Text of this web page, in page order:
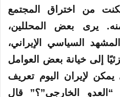
من اختراق المجتمع
منه. يرى بعض المحللين،
السياسي الإيراني،
إلى خيانة بعض العوامل
لإيران اليوم تعريف
“العدو الخارجي”؟” قال